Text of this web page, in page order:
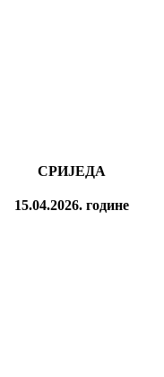
СРИЈЕДА
15.04.2026. године